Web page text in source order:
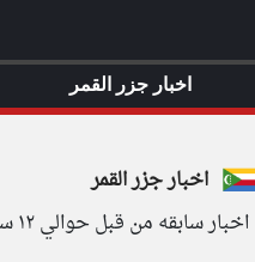
اخبار جزر القمر
اخبار سابقه من قبل حوالي ١٢ ساعة
اخبار جزر القمر